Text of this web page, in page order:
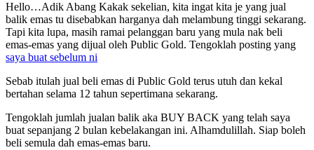
Hello…Adik Abang Kakak sekelian, kita ingat kita je yang jual
balik emas tu disebabkan harganya dah melambung tinggi sekarang.
Tapi kita lupa, masih ramai pelanggan baru yang mula nak beli
emas-emas yang dijual oleh Public Gold. Tengoklah posting yang
saya buat sebelum ni
Sebab itulah jual beli emas di Public Gold terus utuh dan kekal
bertahan selama 12 tahun sepertimana sekarang.
Tengoklah jumlah jualan balik aka BUY BACK yang telah saya
buat sepanjang 2 bulan kebelakangan ini. Alhamdulillah. Siap boleh
beli semula dah emas-emas baru.